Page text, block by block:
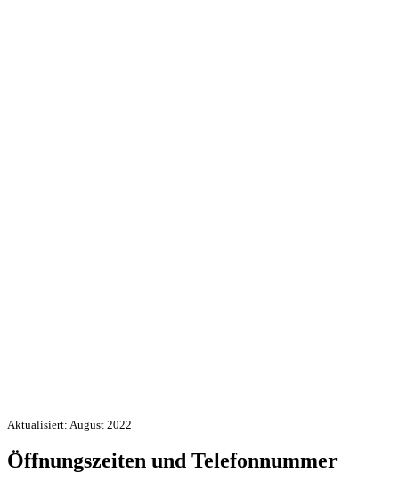
Aktualisiert: August 2022
Öffnungszeiten und Telefonnummer